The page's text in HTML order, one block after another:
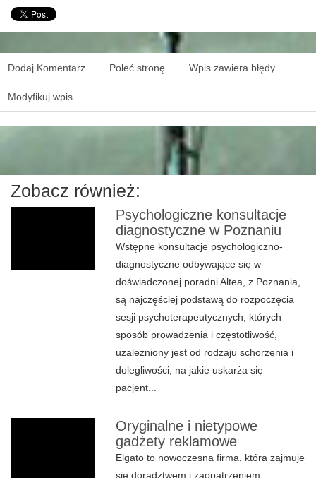
Dodaj Komentarz Poleć stronę Wpis zawiera błędy
Modyfikuj wpis
Zobacz również:
Psychologiczne konsultacje
diagnostyczne w Poznaniu
Wstępne konsultacje psychologiczno-
diagnostyczne odbywające się w
doświadczonej poradni Altea, z Poznania,
są najczęściej podstawą do rozpoczęcia
sesji psychoterapeutycznych, których
sposób prowadzenia i częstotliwość,
uzależniony jest od rodzaju schorzenia i
dolegliwości, na jakie uskarża się
pacjent...
Oryginalne i nietypowe
gadżety reklamowe
Elgato to nowoczesna firma, która zajmuje
się doradztwem i zaopatrzeniem